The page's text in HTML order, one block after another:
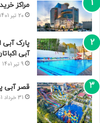
مراکز
20 تیر 1401
پارک آبی
آبی
9 تیر 1401
قصر آبی
31 خرداد 1401